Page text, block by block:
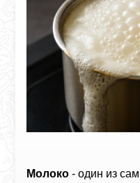
Молоко - один из